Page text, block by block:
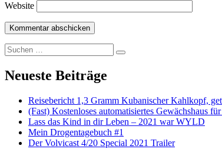
Website
Suchen nach:
Suchen
Neueste Beiträge
Reisebericht 1,3 Gramm Kubanischer Kahlkopf,
(Fast) Kostenloses automatisiertes Gewächshaus
Lass das Kind in dir Leben – 2021 war WYLD
Mein Drogentagebuch #1
Der Volvicast 4/20 Special 2021 Trailer